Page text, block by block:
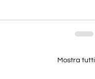
Mostra tutti